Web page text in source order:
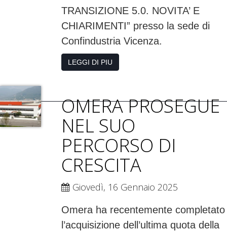
TRANSIZIONE 5.0. NOVITA’ E
CHIARIMENTI” presso la sede di
Confindustria Vicenza.
LEGGI DI PIU
OMERA PROSEGUE
NEL SUO
PERCORSO DI
CRESCITA
Giovedì, 16 Gennaio 2025
Omera ha recentemente completato
l’acquisizione dell’ultima quota della